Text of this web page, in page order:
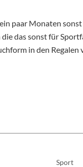
paar Monaten
das sonst für
in den
Sport